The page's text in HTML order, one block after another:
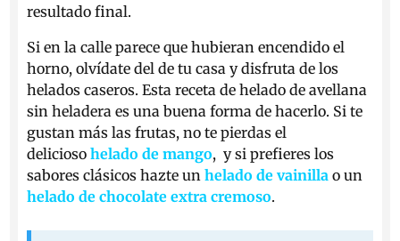
resultado final.
Si en la calle parece que hubieran encendido el
horno, olvídate del de tu casa y disfruta de los
helados caseros. Esta receta de helado de avellana
sin heladera es una buena forma de hacerlo. Si te
gustan más las frutas, no te pierdas el
delicioso helado de mango, y si prefieres los
sabores clásicos hazte unhelado de vainilla o un
helado de chocolate extra cremoso.